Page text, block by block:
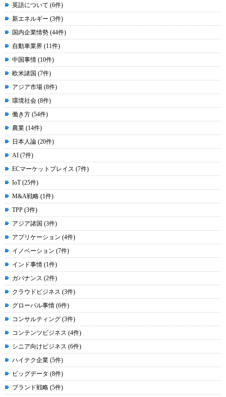
英語について (6件)
新エネルギー (3件)
国内企業情勢 (44件)
自動車業界 (11件)
中国事情 (10件)
欧米諸国 (7件)
アジア市場 (8件)
環境社会 (8件)
働き方 (54件)
農業 (14件)
日本人論 (20件)
AI (7件)
ECマーケットプレイス (7件)
IoT (25件)
M&A戦略 (1件)
TPP (3件)
アジア諸国 (3件)
アプリケーション (4件)
イノベーション (7件)
インド事情 (1件)
ガバナンス (2件)
クラウドビジネス (3件)
グローバル事情 (6件)
コンサルティング (3件)
コンテンツビジネス (4件)
シニア向けビジネス (6件)
ハイテク企業 (5件)
ビッグデータ (8件)
ブランド戦略 (5件)